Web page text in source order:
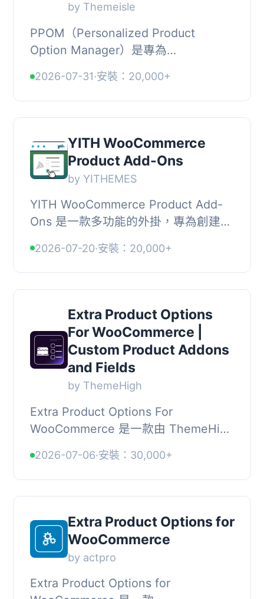
by Themeisle
PPOM（Personalized Product
Option Manager）是專為
店主能夠輕鬆添加自訂產品選項和附加
功能，提升顧客的購物體驗。透過簡...
2026-07-31·安裝：20,000+
YITH WooCommerce
Product Add-Ons
by YITHEMES
YITH WooCommerce Product Add-
Ons 是一款多功能的外掛，專為創建和
商家在產品頁面上添加自定義選項，提
升顧客的購物體驗...
2026-07-20·安裝：20,000+
Extra Product Options
For WooCommerce |
Custom Product Addons
and Fields
by ThemeHigh
Extra Product Options For
WooCommerce 是一款由 ThemeHigh
外掛，可在商品頁面新增多達 20 種自
訂欄位，並透過條件顯示規...
2026-07-06·安裝：30,000+
Extra Product Options for
WooCommerce
by actpro
Extra Product Options for